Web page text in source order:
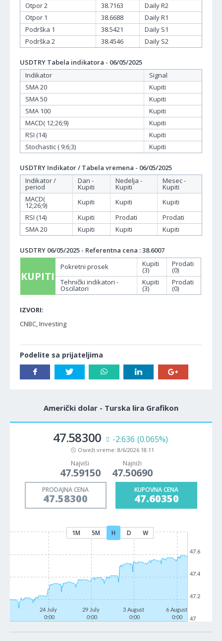
Otpor 2
38.7163
Daily R2
Otpor 1
38.6688
Daily R1
Podrška 1
38.5421
Daily S1
Podrška 2
38.4546 Daily S2
USDTRY Tabela indikatora - 06/05/2025
Indikator
Signal
SMA 20
Kupiti
SMA 50
Kupiti
SMA 100
Kupiti
MACD( 12;26;9)
Kupiti
RSI (14)
Kupiti
Stochastic ( 9;6;3)
Kupiti
USDTRY Indikator / Tabela vremena - 06/05/2025
Indikator /
period
Dan -
Kupiti
Nedelja -
Kupiti
Mesec -
Kupiti
MACD(
12;26;9) Kupiti Kupiti
Kupiti
RSI (14)
Kupiti Prodati
Prodati
SMA 20
Kupiti Kupiti Kupiti
USDTRY 06/05/2025 - Referentna cena : 38.6007
KUPITI
Pokretni prosek Kupiti
(3)
Prodati
(0)
Tehnički indikatori -
Oscilatori
Kupiti
(3)
Prodati
(0)
IZVORI:
CNBC, Investing
Podelite sa prijateljima
Američki dolar - Turska lira Grafikon
47.58300 -2.636 (0.065%)
Osveži vreme: 8/6/2026 18:11
Najviši
47.59150
Najniži
47.50690
PRODAJNA CENA
47.58300
KUPOVNA CENA
47.60350
1M 5M H D W
24 July
0:00
29 July
0:00
3 August
0:00
6 August
0:00
47
47.2
47.4
47.6